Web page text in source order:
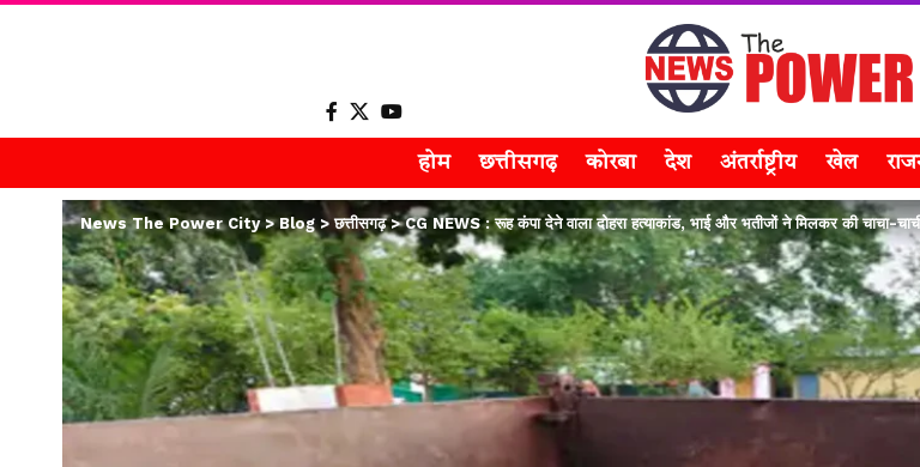
होम छत्तीसगढ़ कोरबा देश अंतर्राष्ट्रीय खेल
News The Power City>Blog>छत्तीसगढ़>CG NEWS : रूह कंपा देने वाला दोहरा हत्याकांड, भाई और भतीजों ने मिलकर की चाचा-